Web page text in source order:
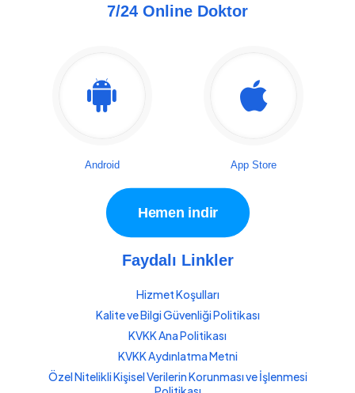
7/24 Online Doktor
Android App Store
Hemen indir
Faydalı Linkler
Hizmet Koşulları
Kalite ve Bilgi Güvenliği Politikası
KVKK Ana Politikası
KVKK Aydınlatma Metni
Özel Nitelikli Kişisel Verilerin Korunması ve İşlenmesi